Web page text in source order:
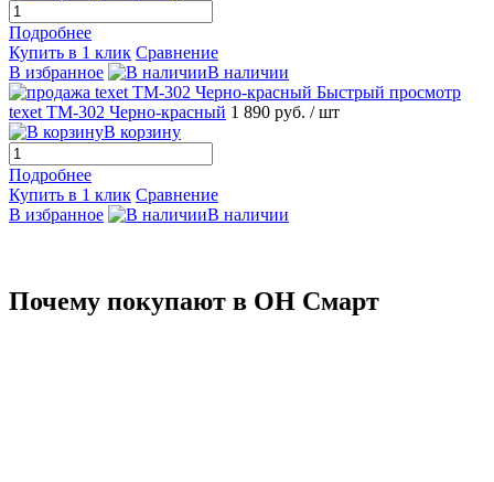
Подробнее
Купить в 1 клик Сравнение
В избранное
В наличии
Быстрый просмотр
texet TM-302 Черно-красный 1 890 руб. / шт
В корзину
Подробнее
Купить в 1 клик Сравнение
В избранное
В наличии
Почему покупают в ОН Смарт